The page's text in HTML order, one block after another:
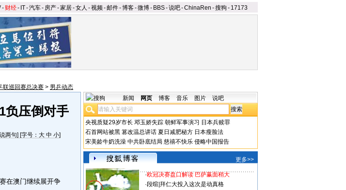
- 财经- IT-汽车- 房产-家居-女人 -视频-邮件-博客-微博- BBS-说吧-ChinaRen -搜狗 - 17173
联巡回赛总决赛 > 男乒动态
负压倒对手
两句] [字号： 大 中 小]
在澳门继续展开争
新闻 网页 博客 音乐 图片 说吧
央视质疑29岁市长 邓玉娇失踪 朝鲜军事演习 日本兵赎罪
石首网站被黑 篡改温总讲话 夏日减肥秘方 日本瘦脸法
宋美龄牛奶洗澡 中共卧底结局 慈禧不快乐 侵略中国报告
更多>>
·欧冠决赛盘口解读 巴萨赢面稍大
·段暄 拜仁大投入这次是动真格